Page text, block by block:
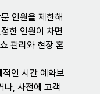
인원을 제한해
한 인원이 차면
관리와 현장 혼
인 시간 예약보
나, 사전에 고객